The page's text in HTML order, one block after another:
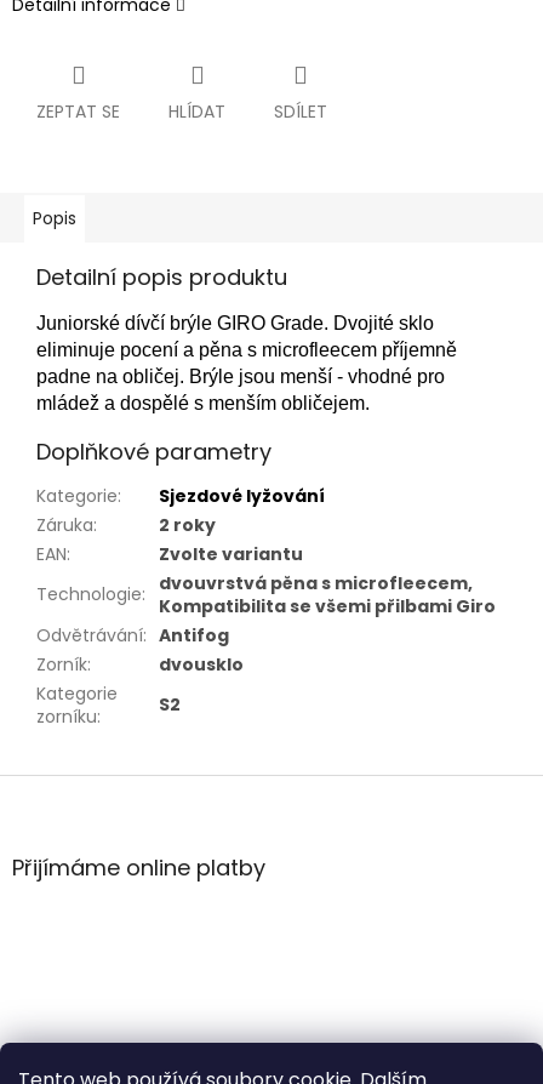
Detailní informace
ZEPTAT SE HLÍDAT SDÍLET
Popis
Detailní popis produktu
Juniorské dívčí brýle GIRO Grade. Dvojité sklo
eliminuje pocení a pěna s microfleecem příjemně
padne na obličej. Brýle jsou menší - vhodné pro
mládež a dospělé s menším obličejem.
Doplňkové parametry
Kategorie:
Sjezdové lyžování
Záruka:
2 roky
EAN:
Zvolte variantu
Technologie:
dvouvrstvá pěna s microfleecem,
Kompatibilita se všemi přilbami Giro
Odvětrávání: Antifog
Zorník:
dvousklo
Kategorie
zorníku: S2
Z
aPřijímáme online platby